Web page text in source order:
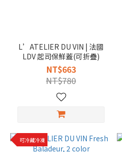
L’ATELIER DU VIN | 法國
LDV 起司保鮮蓋(可折疊)
NT$663
NT$780
可冷藏冷凍